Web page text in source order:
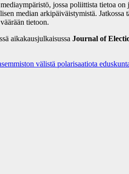
jossa poliittista tietoa on
median arkipäiväistymistä. Jatkossa
tietoon.
aikakausjulkaisussa Journal of
välistä polarisaatiota